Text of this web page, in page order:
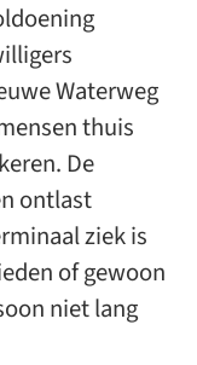
Waterweg
thuis
De
ontlast
ziek is
of gewoon
niet lang